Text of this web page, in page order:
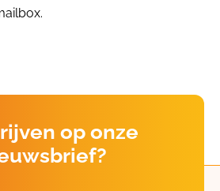
op onze